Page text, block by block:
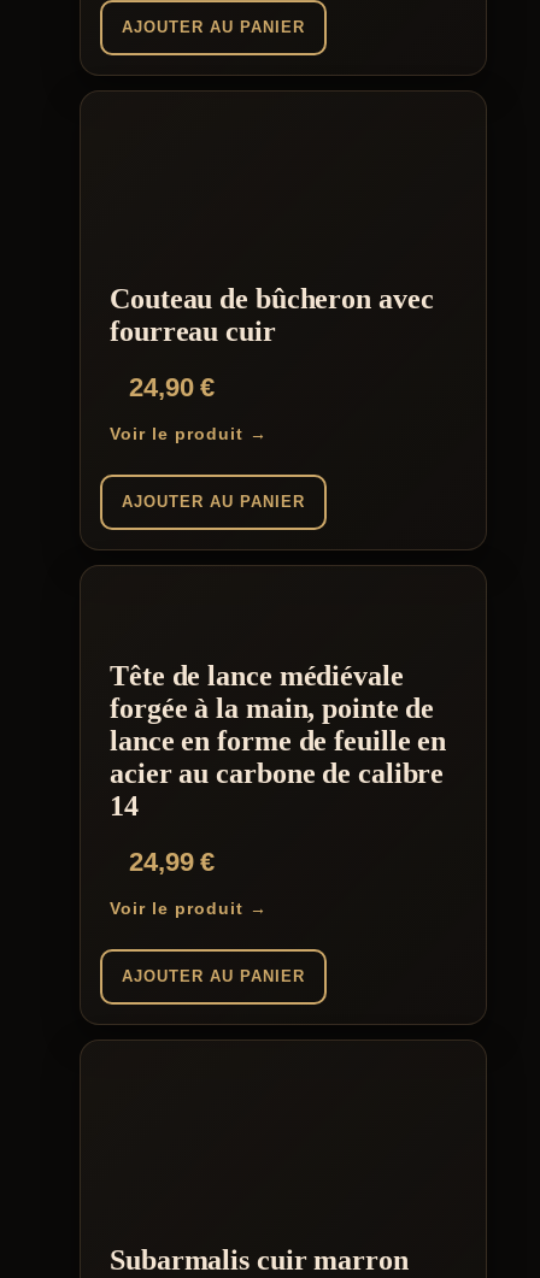
AJOUTER AU PANIER
Couteau de bûcheron avec
fourreau cuir
24,90€
Voir le produit →
AJOUTER AU PANIER
Tête de lance médiévale
forgée à la main, pointe de
lance en forme de feuille en
acier au carbone de calibre
14
24,99€
Voir le produit →
AJOUTER AU PANIER
Subarmalis cuir marron